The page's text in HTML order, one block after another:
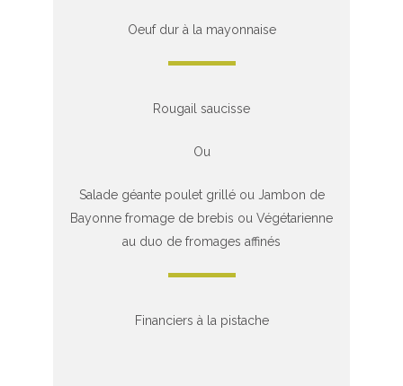
Oeuf dur à la mayonnaise
Rougail saucisse
Ou
Salade géante poulet grillé ou Jambon de
Bayonne fromage de brebis ou Végétarienne
au duo de fromages affinés
Financiers à la pistache